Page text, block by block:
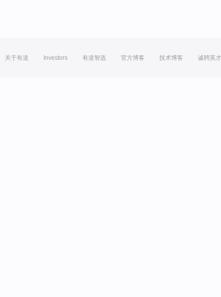
关于有道 Investors 有道智选 官方博客 技术博客 诚聘英才